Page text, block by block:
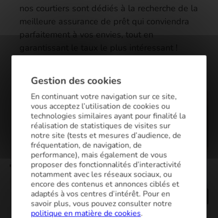
nos courtiers sont dédiés à la recherche de la
meilleure assurance de prêt qui conviendra
parfaitement à vos envies, tout en
Gestion des cookies
En continuant votre navigation sur ce site,
vous acceptez l’utilisation de cookies ou
technologies similaires ayant pour finalité la
réalisation de statistiques de visites sur
notre site (tests et mesures d’audience, de
fréquentation, de navigation, de
performance), mais également de vous
proposer des fonctionnalités d’interactivité
notamment avec les réseaux sociaux, ou
encore des contenus et annonces ciblés et
adaptés à vos centres d’intérêt. Pour en
savoir plus, vous pouvez consulter notre
politique en matière de cookies.